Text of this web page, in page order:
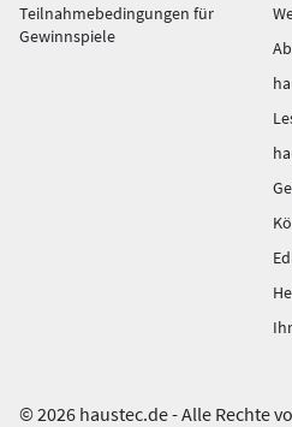
Teilnahmebedingungen für
Gewinnspiele
© 2026 haustec.de - Alle Rechte